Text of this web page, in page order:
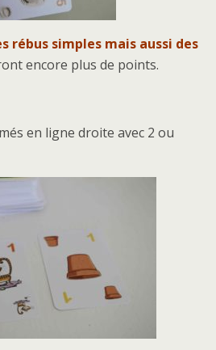
rébus simples mais aussi des
encore plus de points.
en ligne droite avec 2 ou